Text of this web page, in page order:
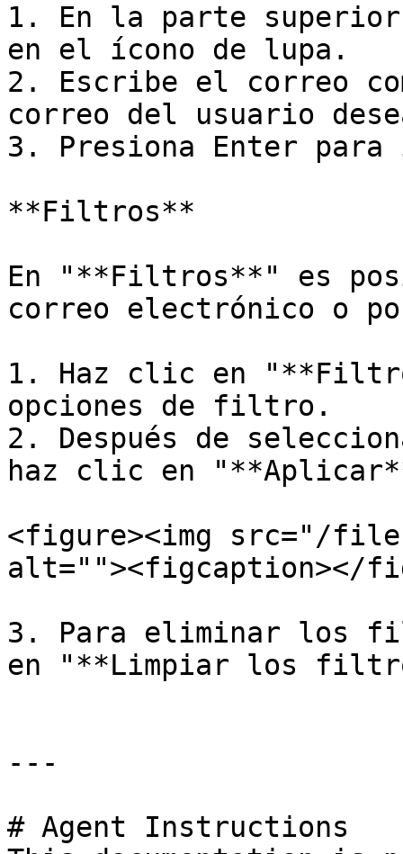
1. En la parte
en el ícono de lupa.
2. Escribe el correo
correo del usuario
3. Presiona Enter
**Filtros**
En "**Filtros**" es
correo electrónico o
1. Haz clic en
opciones de filtro.
2. Después de
haz clic en
<figure><img src="/files/
alt=""><figcaption></
3. Para eliminar los
en "**Limpiar los
---
# Agent Instructions